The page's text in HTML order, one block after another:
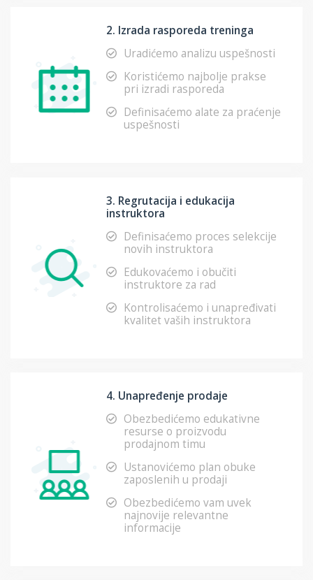
2. Izrada rasporeda treninga
Uradićemo analizu uspešnosti
Koristićemo najbolje prakse
pri izradi rasporeda
Definisaćemo alate za praćenje
uspešnosti
3. Regrutacija i edukacija
instruktora
Definisaćemo proces selekcije
novih instruktora
Edukovaćemo i obučiti
instruktore za rad
Kontrolisaćemo i unapređivati
kvalitet vaših instruktora
4. Unapređenje prodaje
Obezbedićemo edukativne
resurse o proizvodu
prodajnom timu
Ustanovićemo plan obuke
zaposlenih u prodaji
Obezbedićemo vam uvek
najnovije relevantne
informacije